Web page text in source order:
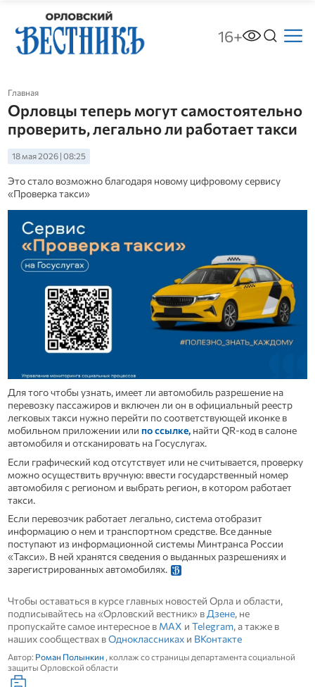
16+
Главная
Орловцы теперь могут самостоятельно
проверить, легально ли работает такси
18 мая 2026 | 08:25
Это стало возможно благодаря новому цифровому сервису
«Проверка такси»
Для того чтобы узнать, имеет ли автомобиль разрешение на
перевозку пассажиров и включен ли он в официальный реестр
легковых такси нужно перейти по соответствующей иконке в
мобильном приложении или по ссылке,найти QR-код в салоне
автомобиля и отсканировать на Госуслугах.
Если графический код отсутствует или не считывается, проверку
можно осуществить вручную: ввести государственный номер
автомобиля с регионом и выбрать регион, в котором работает
такси.
Если перевозчик работает легально, система отобразит
информацию о нем и транспортном средстве. Все данные
поступают из информационной системы Минтранса России
«Такси». В ней хранятся сведения о выданных разрешениях и
зарегистрированных автомобилях.
Чтобы оставаться в курсе главных новостей Орла и области,
подписывайтесь на «Орловский вестник» в Дзене, не
пропускайте самое интересное в MAX и Telegram, а также в
наших сообществах вОдноклассникахи ВКонтакте
Автор: Роман Полынкин , коллаж со страницы департамента социальной
защиты Орловской области